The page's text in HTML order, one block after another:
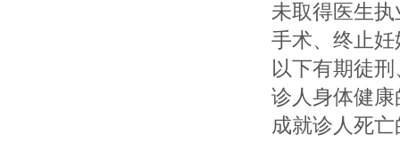
未取得医生
手术、终止
以下有期徒
诊人身体健
成就诊人死